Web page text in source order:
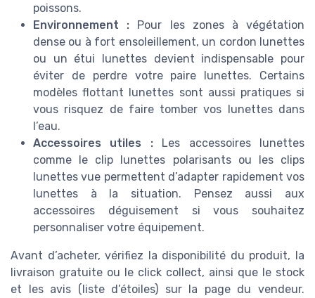
poissons.
Environnement : Pour les zones à végétation
dense ou à fort ensoleillement, un cordon lunettes
ou un étui lunettes devient indispensable pour
éviter de perdre votre paire lunettes. Certains
modèles flottant lunettes sont aussi pratiques si
vous risquez de faire tomber vos lunettes dans
l’eau.
Accessoires utiles :Les accessoires lunettes
comme le clip lunettes polarisants ou les clips
lunettes vue permettent d’adapter rapidement vos
lunettes à la situation. Pensez aussi aux
accessoires déguisement si vous souhaitez
personnaliser votre équipement.
Avant d’acheter, vérifiez la disponibilité du produit, la
livraison gratuite ou le click collect, ainsi que le stock
et les avis (liste d’étoiles) sur la page du vendeur.